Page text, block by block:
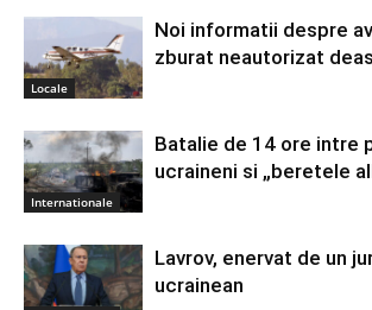
Locale
Noi informatii despre
zburat neautorizat
Internationale
Batalie de 14 ore intre
ucraineni si „beretele
Lavrov, enervat de un
ucrainean